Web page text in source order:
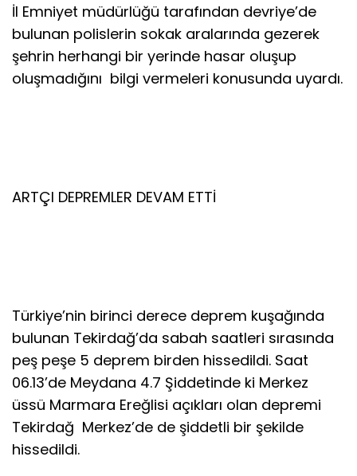
İl Emniyet müdürlüğü tarafından devriye’de
bulunan polislerin sokak aralarında gezerek
şehrin herhangi bir yerinde hasar oluşup
oluşmadığını bilgi vermeleri konusunda uyardı.
ARTÇI DEPREMLER DEVAM ETTİ
Türkiye’nin birinci derece deprem kuşağında
bulunan Tekirdağ’da sabah saatleri sırasında
peş peşe 5 deprem birden hissedildi. Saat
06.13’de Meydana 4.7 Şiddetinde ki Merkez
üssü Marmara Ereğlisi açıkları olan depremi
Tekirdağ Merkez’de de şiddetli bir şekilde
hissedildi.